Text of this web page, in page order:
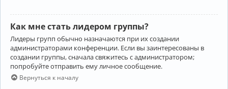
Как мне стать лидером группы?
Лидеры групп обычно назначаются при их создании
администраторами конференции. Если вы заинтересованы в
создании группы, сначала свяжитесь с администратором;
попробуйте отправить ему личное сообщение.
Вернуться к началу